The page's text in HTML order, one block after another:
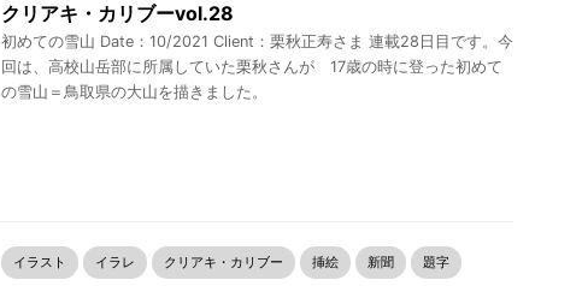
クリアキ・カリブーvol.28
初めての雪山 Date：10/2021 Client：栗秋正寿さま 連載28日目です。今
回は、高校山岳部に所属していた栗秋さんが 17歳の時に登った初めて
の雪山＝鳥取県の大山を描きました。
イラスト イラレ クリアキ・カリブー 挿絵 新聞 題字